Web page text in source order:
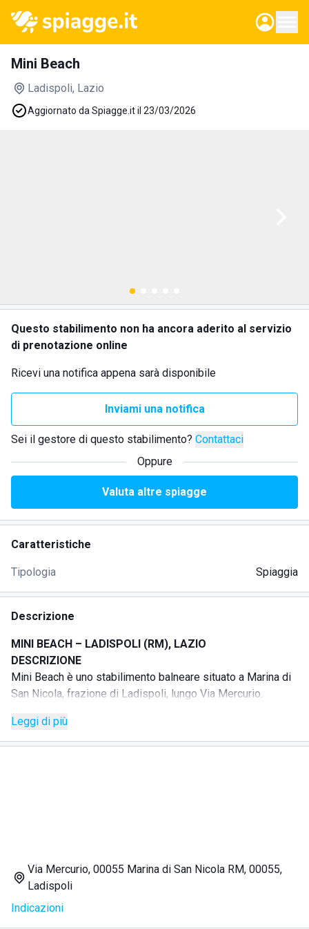
Mini Beach
Ladispoli, Lazio
Aggiornato da Spiagge.it il 23/03/2026
Questo stabilimento non ha ancora aderito al servizio
di prenotazione online
Ricevi una notifica appena sarà disponibile
Inviami una notifica
Sei il gestore di questo stabilimento? Contattaci
Oppure
Valuta altre spiagge
Caratteristiche
Tipologia Spiaggia
Descrizione
MINI BEACH – LADISPOLI (RM), LAZIO
DESCRIZIONE
Mini Beach è uno stabilimento balneare situato a Marina di
San Nicola, frazione di Ladispoli, lungo Via Mercurio.
pensato per vivere il mare tra comfort, gusto e momenti di
relax. Il sito ufficiale presenta Mini Beach come una realtà
Stabilimento balneare
Spiaggia attrezzata
Ombrelloni
Lettini
Leggi di più
Via Mercurio, 00055 Marina di San Nicola RM, 00055,
Ladispoli
Indicazioni